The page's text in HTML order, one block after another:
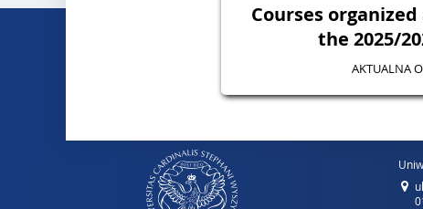
Courses
the 2025/
AKTUALNA